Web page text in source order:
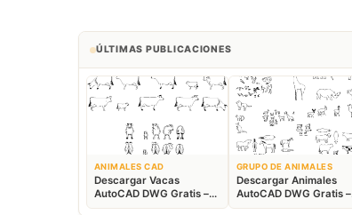
ÚLTIMAS PUBLICACIONES
ANIMALES CAD
Descargar Vacas
AutoCAD DWG Gratis –
Bloques Ganaderos 2D
GRUPO DE ANIMALES
Descargar Animales
AutoCAD DWG Gratis –
Fauna 2D CAD